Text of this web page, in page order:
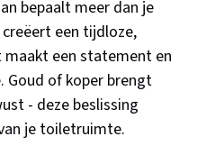
bepaalt meer dan je
een tijdloze,
een statement en
of koper brengt
- deze beslissing
je toiletruimte.